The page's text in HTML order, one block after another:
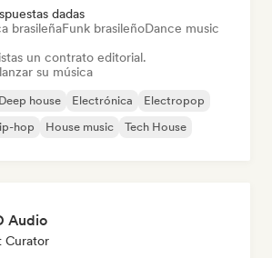
dadas
brasileñaFunk brasileñoDance music
un contrato editorial.
su música
Deep house Electrónica
Electropop
hop House music Tech House
Audio
Curator